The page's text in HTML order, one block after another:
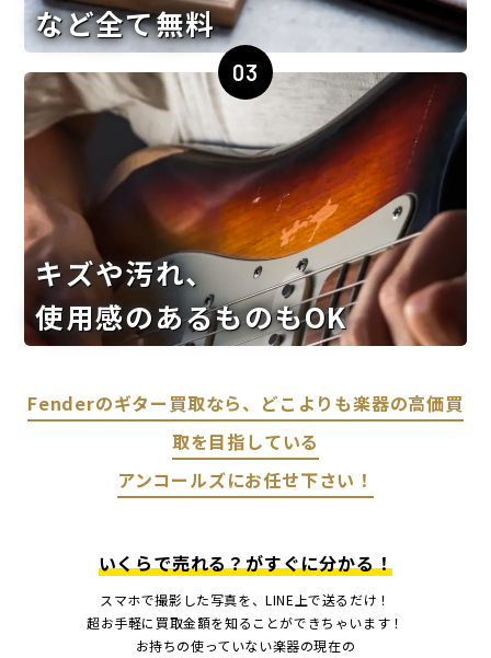
など全て無料
03
キズや汚れ、
使用感のあるものもOK
Fenderのギター買取なら、どこよりも楽器の高価買
取を目指している
アンコールズにお任せ下さい！
いくらで売れる？がすぐに分かる！
スマホで撮影した写真を、LINE上で送るだけ！
超お手軽に買取金額を知ることができちゃいます！
お持ちの使っていない楽器の現在の